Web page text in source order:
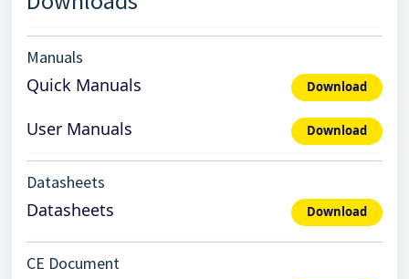
Manuals
Quick Manuals Download
User Manuals Download
Datasheets
Datasheets Download
CE Document